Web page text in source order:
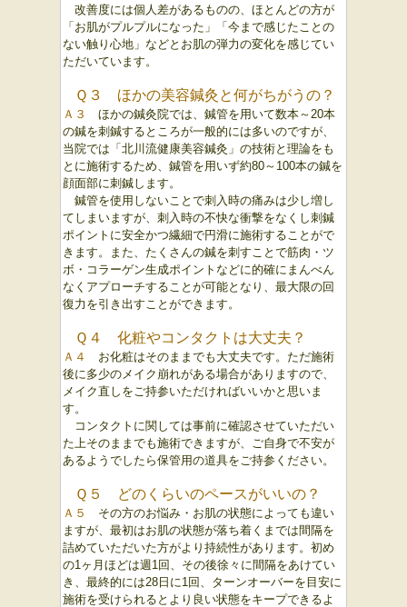
改善度には個人差があるものの、ほとんどの方が
「お肌がプルプルになった」「今まで感じたことの
ない触り心地」などとお肌の弾力の変化を感じてい
ただいています。
Ｑ３ ほかの美容鍼灸と何がちがうの？
Ａ３
ほかの鍼灸院では、鍼管を用いて数本～20本
の鍼を刺鍼するところが一般的には多いのですが、
当院では「北川流健康美容鍼灸」の技術と理論をも
とに施術するため、鍼管を用いず約80～100本の鍼を
顔面部に刺鍼します。
鍼管を使用しないことで刺入時の痛みは少し増し
てしまいますが、刺入時の不快な衝撃をなくし刺鍼
ポイントに安全かつ繊細で円滑に施術することがで
きます。また、たくさんの鍼を刺すことで筋肉・ツ
ボ・コラーゲン生成ポイントなどに的確にまんべん
なくアプローチすることが可能となり、最大限の回
復力を引き出すことができます。
Ｑ４ 化粧やコンタクトは大丈夫？
Ａ４
お化粧はそのままでも大丈夫です。ただ施術
後に多少のメイク崩れがある場合がありますので、
メイク直しをご持参いただければいいかと思いま
す。
コンタクトに関しては事前に確認させていただい
た上そのままでも施術できますが、ご自身で不安が
あるようでしたら保管用の道具をご持参ください。
Ｑ５ どのくらいのペースがいいの？
Ａ５
その方のお悩み・お肌の状態によっても違い
ますが、最初はお肌の状態が落ち着くまでは間隔を
詰めていただいた方がより持続性があります。初め
の1ヶ月ほどは週1回、その後徐々に間隔をあけてい
き、最終的には28日に1回、ターンオーバーを目安に
施術を受けられるとより良い状態をキープできるよ